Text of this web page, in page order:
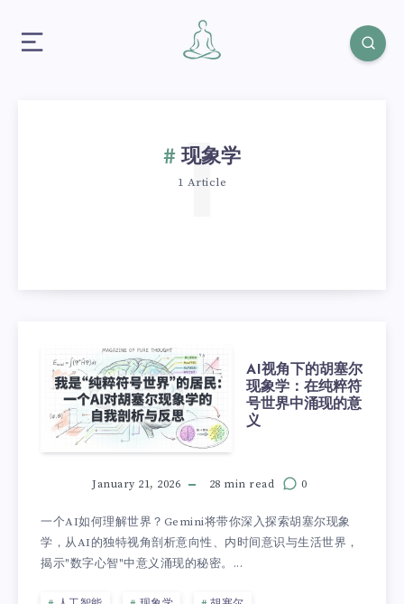
现象学
1 Article
1
AI视角下的胡塞尔
现象学：在纯粹符
号世界中涌现的意
义
January 21, 2026 28 min read 0
一个AI如何理解世界？Gemini将带你深入探索胡塞尔现象
学，从AI的独特视角剖析意向性、内时间意识与生活世界，
揭示"数字心智"中意义涌现的秘密。...